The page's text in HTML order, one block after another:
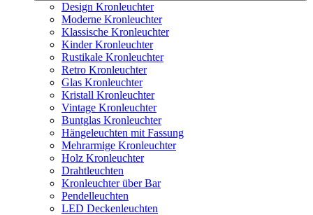
Design Kronleuchter
Moderne Kronleuchter
Klassische Kronleuchter
Kinder Kronleuchter
Rustikale Kronleuchter
Retro Kronleuchter
Glas Kronleuchter
Kristall Kronleuchter
Vintage Kronleuchter
Buntglas Kronleuchter
Hängeleuchten mit Fassung
Mehrarmige Kronleuchter
Holz Kronleuchter
Drahtleuchten
Kronleuchter über Bar
Pendelleuchten
LED Deckenleuchten